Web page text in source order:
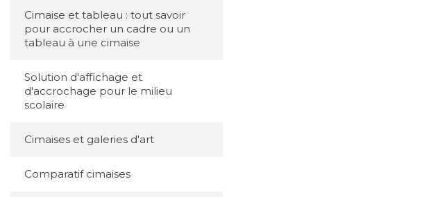
Cimaise et tableau : tout savoir
pour accrocher un cadre ou un
tableau à une cimaise
Solution d'affichage et
d'accrochage pour le milieu
scolaire
Cimaises et galeries d'art
Comparatif cimaises